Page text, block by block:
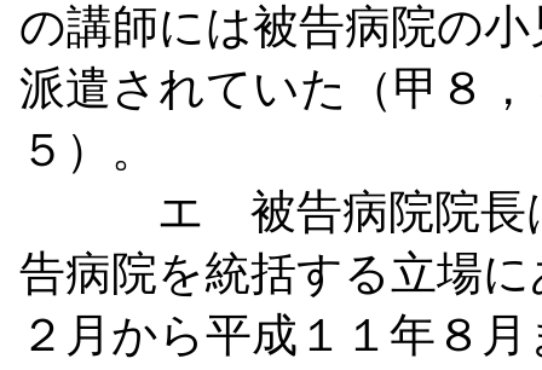
の講師には被告病院の
派遣されていた（甲８
５）。
エ 被告病院院長は
告病院を統括する立場
２月から平成１１年８